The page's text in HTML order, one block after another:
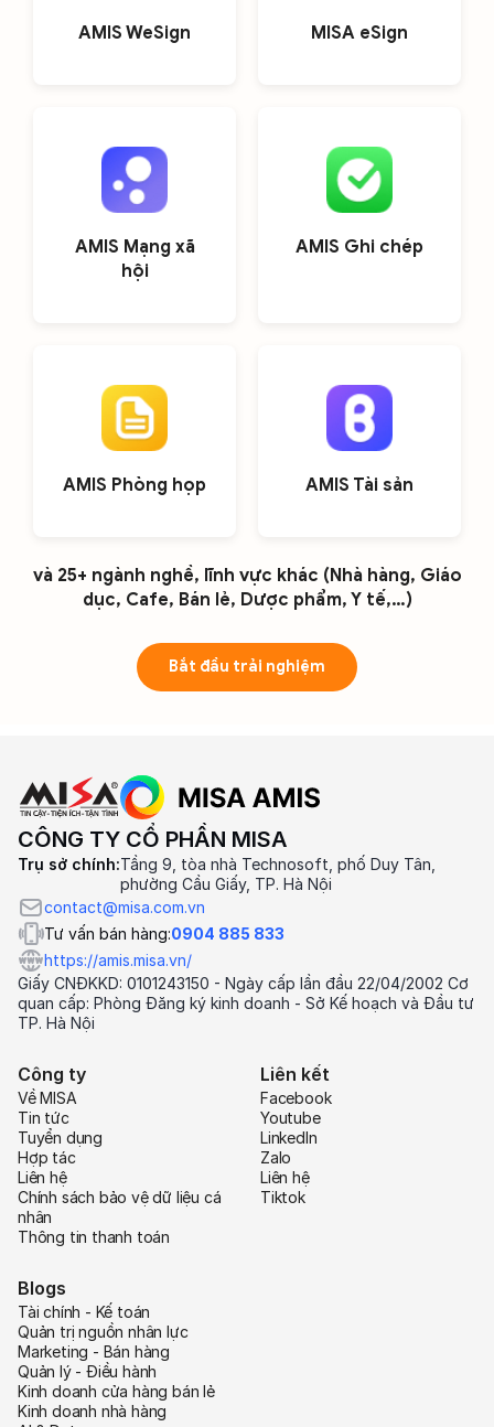
AMIS WeSign MISA eSign
AMIS Mạng xã
hội
AMIS Ghi chép
AMIS Phòng họp AMIS Tài sản
và 25+ ngành nghề, lĩnh vực khác (Nhà hàng, Giáo
dục, Cafe, Bán lẻ, Dược phẩm, Y tế,…)
Bắt đầu trải nghiệm
CÔNG TY CỔ PHẦN MISA
Trụ sở chính:Tầng 9, tòa nhà Technosoft, phố Duy Tân,
phường Cầu Giấy, TP. Hà Nội
contact@misa.com.vn
Tư vấn bán hàng:0904 885 833
https://amis.misa.vn/
Giấy CNĐKKD: 0101243150 - Ngày cấp lần đầu 22/04/2002 Cơ
quan cấp: Phòng Đăng ký kinh doanh - Sở Kế hoạch và Đầu tư
TP. Hà Nội
Công ty
Về MISA
Tin tức
Tuyển dụng
Hợp tác
Liên hệ
Chính sách bảo vệ dữ liệu cá
nhân
Thông tin thanh toán
Liên kết
Facebook
Youtube
LinkedIn
Zalo
Liên hệ
Tiktok
Blogs
Tài chính - Kế toán
Quản trị nguồn nhân lực
Marketing - Bán hàng
Quản lý - Điều hành
Kinh doanh cửa hàng bán lẻ
Kinh doanh nhà hàng